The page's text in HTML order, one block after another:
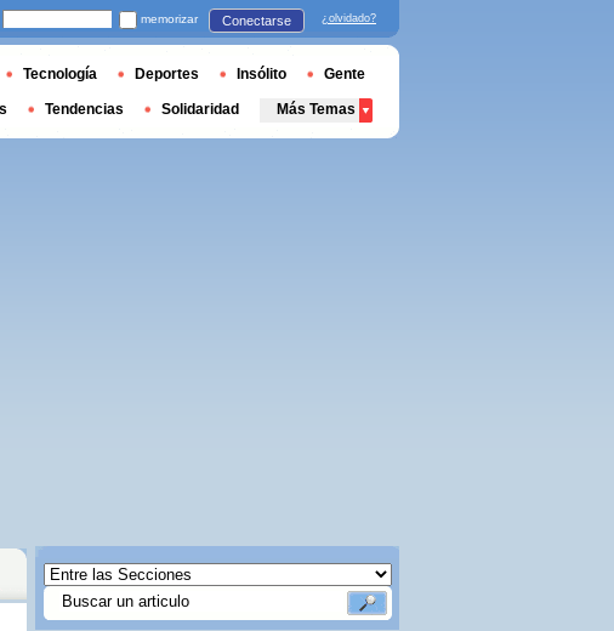
memorizar Conectarse ¿olvidado?
Tecnología Deportes Insólito Gente
Tendencias Solidaridad Más Temas